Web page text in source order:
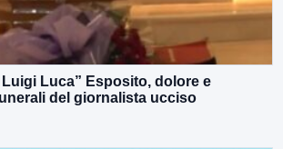
Luigi Luca” Esposito, dolore e
del giornalista ucciso